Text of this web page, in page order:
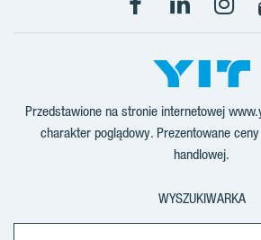
Facebook
LinkedIn
Przedstawione na stronie internetowej
charakter poglądowy. Prezentowane
handlowej.
WYSZUKIWARKA